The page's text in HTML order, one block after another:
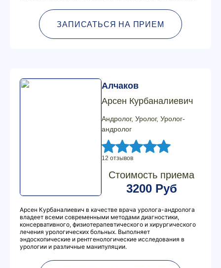
ЗАПИСАТЬСЯ НА ПРИЕМ
Алчаков
Арсен Курбаналиевич
Андролог, Уролог, Уролог-
андролог
12 отзывов
Стоимость приема
3200 Руб
Арсен Курбаналиевич в качестве врача уролога-андролога
владеет всеми современными методами диагностики,
консервативного, физиотерапевтического и хирургического
лечения урологических больных. Выполняет
эндоскопические и рентгенологические исследования в
урологии и различные манипуляции.